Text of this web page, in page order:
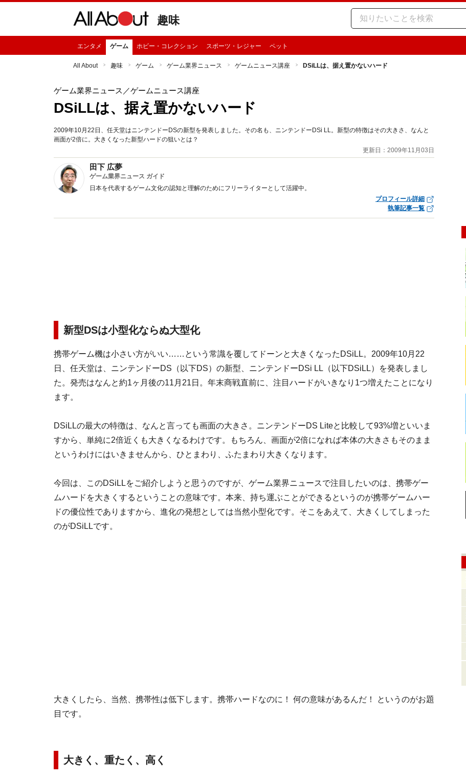
趣味
エンタメ ゲーム ホビー・コレクション スポーツ・レジャー ペット
All About 趣味 ゲーム ゲーム業界ニュース ゲームニュース講座 DSiLLは、据え置かないハード
ゲーム業界ニュース ／ゲームニュース講座
DSiLLは、据え置かないハード
2009年10月22日、任天堂はニンテンドーDSの新型を発表しました。その名も、ニンテンドーDSi LL。新型の特徴はその大きさ、なんと
画面が2倍に。大きくなった新型ハードの狙いとは？
更新日：2009年11月03日
田下 広夢
ゲーム業界ニュース ガイド
日本を代表するゲーム文化の認知と理解のためにフリーライターとして活躍中。
プロフィール詳細
執筆記事一覧
新型DSは小型化ならぬ大型化
携帯ゲーム機は小さい方がいい……という常識を覆してドーンと大きくなったDSiLL。2009年10月22
日、任天堂は、ニンテンドーDS（以下DS）の新型、ニンテンドーDSi LL（以下DSiLL）を発表しまし
た。発売はなんと約1ヶ月後の11月21日 。年末商戦直前に、注目ハードがいきなり1つ増えたことになり
ます。
DSiLLの最大の特徴は、なんと言っても画面の大きさ。ニンテンドーDS Liteと比較して93%増といいま
すから、単純に2倍近くも大きくなるわけです。もちろん、画面が2倍になれば本体の大きさもそのまま
というわけにはいきませんから、ひとまわり、ふたまわり大きくなります。
今回は、このDSiLLをご紹介しようと思うのですが、ゲーム業界ニュースで注目したいのは、 携帯ゲー
ムハードを大きくするということの意味です。本来、持ち運ぶことができるというのが携帯ゲームハー
ドの優位性でありますから、進化の発想としては当然小型化です。そこをあえて、大きくしてしまった
のがDSiLLです。
大きくしたら、当然、携帯性は低下します。携帯ハードなのに！ 何の意味があるんだ！ というのがお題
目です。
大きく、重たく、高く